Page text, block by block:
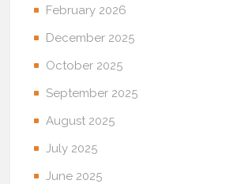
February 2026
December 2025
October 2025
September 2025
August 2025
July 2025
June 2025